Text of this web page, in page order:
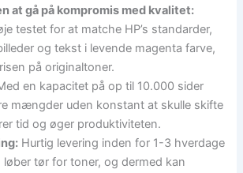
at gå på kompromis med kvalitet:
testet for at matche HP’s standarder,
og tekst i levende magenta farve,
på originaltoner.
en kapacitet på op til 10.000 sider
mængder uden konstant at skulle skifte
tid og øger produktiviteten.
Hurtig levering inden for 1-3 hverdage
løber tør for toner, og dermed kan